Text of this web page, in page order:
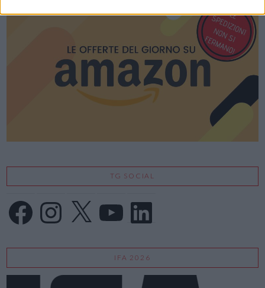
TG SOCIAL
FacebookInstagram
X LinkedIn
IFA 2026